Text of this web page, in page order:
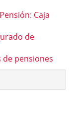
Caja
de
de pensiones